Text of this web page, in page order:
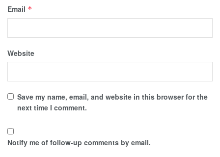
Email *
Website
Save my name, email, and website in this browser for the
next time I comment.
Notify me of follow-up comments by email.